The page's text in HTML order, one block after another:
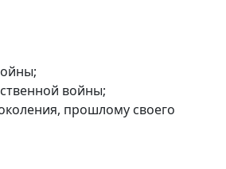
войны;
прошлому своего